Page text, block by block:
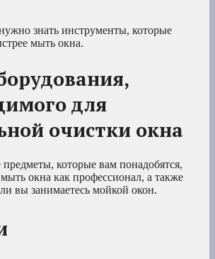
знать инструменты, которые
мыть окна.
для
очистки окна
предметы, которые вам понадобятся,
окна как профессионал, а также
вы занимаетесь мойкой окон.